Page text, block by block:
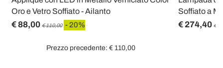
Oro e Vetro Soffiato - Ailanto
€ 88,00 € 110,00 - 20%
Prezzo precedente: € 110,00
Soffiato a
€ 274,40 €